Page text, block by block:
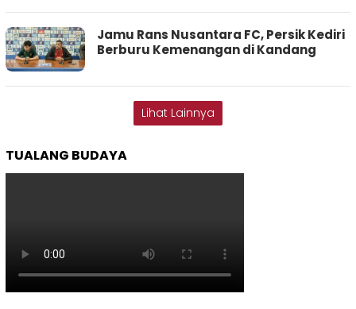
Jamu Rans Nusantara FC, Persik Kediri
Berburu Kemenangan di Kandang
Lihat Lainnya
TUALANG BUDAYA